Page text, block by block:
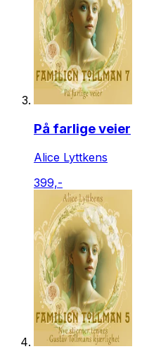
På farlige veier
Alice Lyttkens
399,-